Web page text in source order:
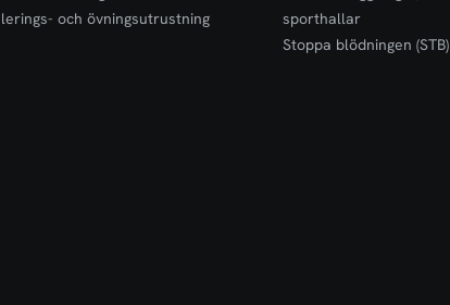
och övningsutrustning
sporthallar
Stoppa blödningen (STB)